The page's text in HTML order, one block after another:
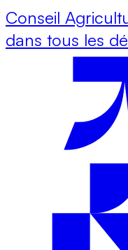
Conseil
dans tous les